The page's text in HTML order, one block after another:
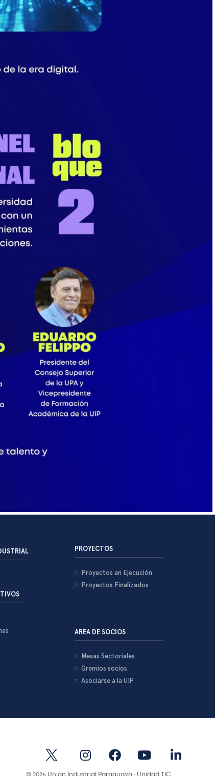
PROYECTOS
Proyectos en Ejecución
Proyectos Finalizados
AREA DE SOCIOS
Mesas Sectoriales
Gremios socios
Asociarse a la UIP